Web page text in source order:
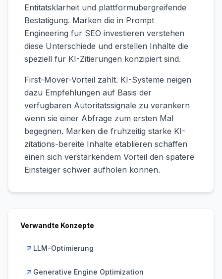
Entitatsklarheit und plattformubergreifende
Bestatigung. Marken die in Prompt
Engineering fur SEO investieren verstehen
diese Unterschiede und erstellen Inhalte die
speziell fur KI-Zitierungen konzipiert sind.
First-Mover-Vorteil zahlt. KI-Systeme neigen
dazu Empfehlungen auf Basis der
verfugbaren Autoritatssignale zu verankern
wenn sie einer Abfrage zum ersten Mal
begegnen. Marken die fruhzeitig starke KI-
zitations-bereite Inhalte etablieren schaffen
einen sich verstarkendem Vorteil den spatere
Einsteiger schwer aufholen konnen.
Verwandte Konzepte
LLM-Optimierung
Generative Engine Optimization